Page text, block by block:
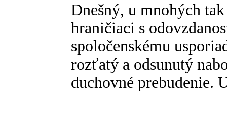
Dnešný, u mnohých
hraničiaci s
spoločenskému
rozťatý a odsunutý
duchovné prebudenie.